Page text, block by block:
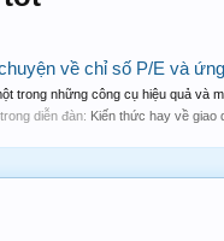
về chỉ số P/E và
trong những công cụ hiệu quả và
diễn đàn: Kiến thức hay về giao